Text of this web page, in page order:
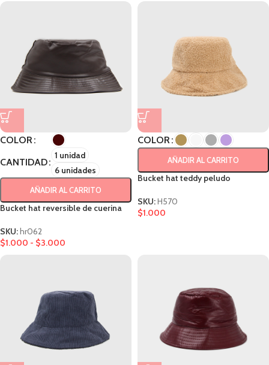
COLOR
CANTIDAD
1 unidad
6 unidades
AÑADIR AL CARRITO
Bucket hat reversible de cuerina
SKU:hr062
$1.000 - $3.000
COLOR
AÑADIR AL CARRITO
Bucket hat teddy peludo
SKU:H570
$1.000